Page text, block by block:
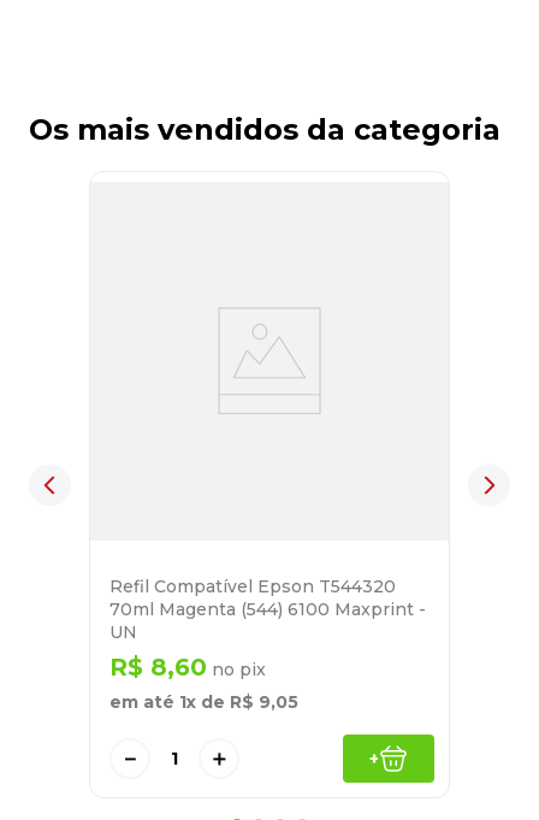
Os mais vendidos da categoria
Refil Compatível Epson T544320
70ml Magenta (544) 6100 Maxprint -
UN
R$ 8,60 no pix
em até 1x de R$ 9,05
＋
－ +